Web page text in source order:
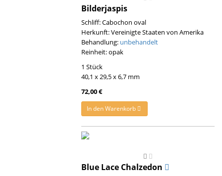
Bilderjaspis
Schliff: Cabochon oval
Herkunft: Vereinigte Staaten von Amerika
Behandlung: unbehandelt
Reinheit: opak
1 Stück
40,1 x 29,5 x 6,7 mm
72,00 €
In den Warenkorb
Blue Lace Chalzedon